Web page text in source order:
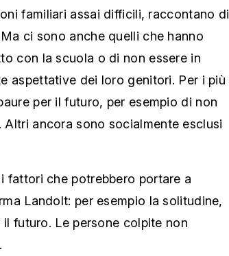
familiari assai difficili, raccontano di
ci sono anche quelli che hanno
con la scuola o di non essere in
aspettative dei loro genitori. Per i più
per il futuro, per esempio di non
ancora sono socialmente esclusi
fattori che potrebbero portare a
Landolt: per esempio la solitudine,
futuro. Le persone colpite non